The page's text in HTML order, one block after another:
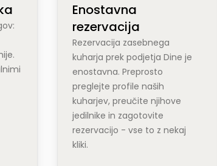
Enostavna
rezervacija
Rezervacija zasebnega
kuharja prek podjetja Dine je
enostavna. Preprosto
preglejte profile naših
kuharjev, preučite njihove
jedilnike in zagotovite
rezervacijo - vse to z nekaj
kliki.